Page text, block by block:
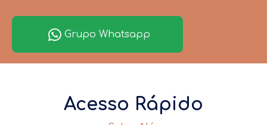
Grupo Whatsapp
Acesso Rápido